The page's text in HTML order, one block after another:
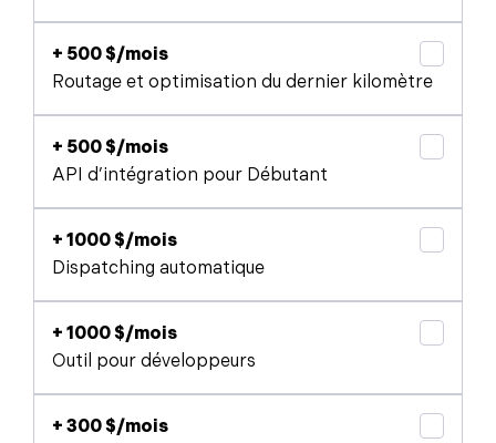
+ 500 $/mois
Routage et optimisation du dernier kilomètre
+ 500 $/mois
API d’intégration pour Débutant
+ 1000 $/mois
Dispatching automatique
+ 1000 $/mois
Outil pour développeurs
+ 300 $/mois